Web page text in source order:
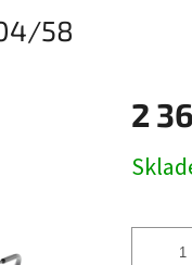
58
2
cena: